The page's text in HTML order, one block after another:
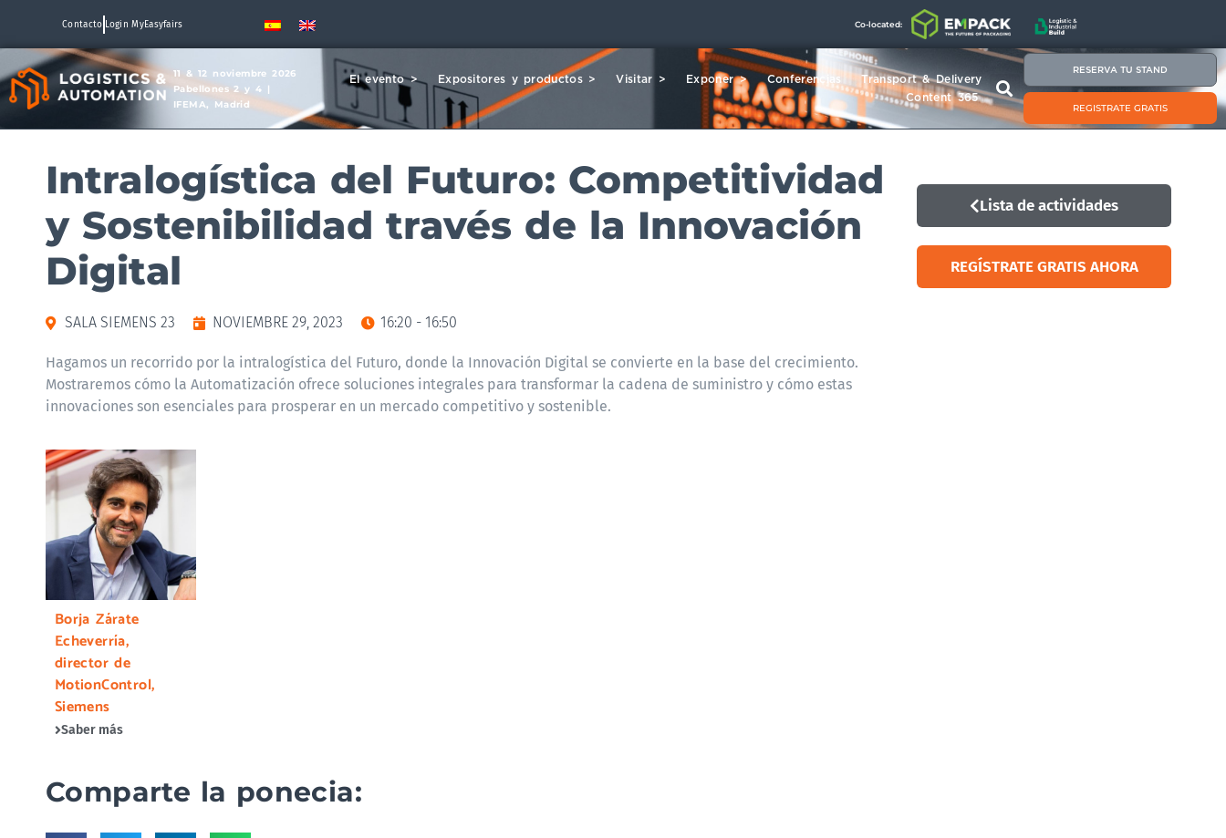
Contacto Login MyEasyfairs Co-located:
11 & 12 noviembre 2026
Pabellones 2 y 4 |
IFEMA, Madrid
El evento > Expositores y productos > Visitar > Exponer > Conferencias
Transport & Delivery
Content 365
RESERVA TU STAND
REGISTRATE GRATIS
Intralogística del Futuro: Competitividad
y Sostenibilidad través de la Innovación
Digital
SALA SIEMENS 23 NOVIEMBRE 29, 2023 16:20 - 16:50
Hagamos un recorrido por la intralogística del Futuro, donde la Innovación Digital se convierte en la base del crecimiento.
Mostraremos cómo la Automatización ofrece soluciones integrales para transformar la cadena de suministro y cómo estas
innovaciones son esenciales para prosperar en un mercado competitivo y sostenible.
Borja Zárate
Echeverría,
director de
MotionControl,
Siemens
Saber más
Comparte la ponecia:
Lista de actividades
REGÍSTRATE GRATIS AHORA